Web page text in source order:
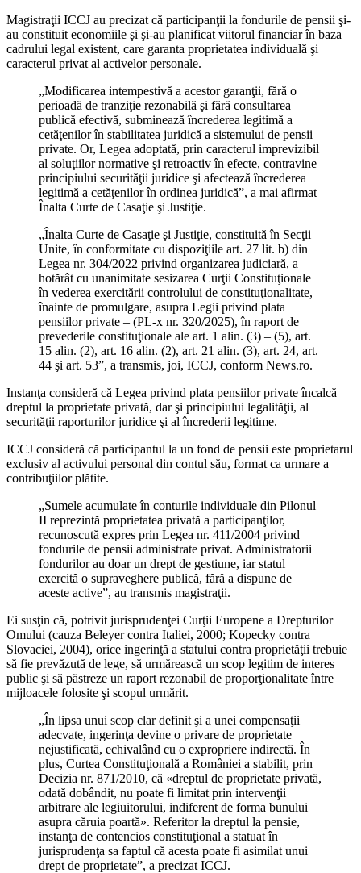
Magistraţii ICCJ au precizat că participanţii la fondurile de pensii şi-
au constituit economiile şi şi-au planificat viitorul financiar în baza
cadrului legal existent, care garanta proprietatea individuală şi
caracterul privat al activelor personale.
„Modificarea intempestivă a acestor garanţii, fără o
perioadă de tranziţie rezonabilă şi fără consultarea
publică efectivă, subminează încrederea legitimă a
cetăţenilor în stabilitatea juridică a sistemului de pensii
private. Or, Legea adoptată, prin caracterul imprevizibil
al soluţiilor normative şi retroactiv în efecte, contravine
principiului securităţii juridice şi afectează încrederea
legitimă a cetăţenilor în ordinea juridică”, a mai afirmat
Înalta Curte de Casaţie şi Justiţie.
„Înalta Curte de Casaţie şi Justiţie, constituită în Secţii
Unite, în conformitate cu dispoziţiile art. 27 lit. b) din
Legea nr. 304/2022 privind organizarea judiciară, a
hotărât cu unanimitate sesizarea Curţii Constituţionale
în vederea exercitării controlului de constituţionalitate,
înainte de promulgare, asupra Legii privind plata
pensiilor private – (PL-x nr. 320/2025), în raport de
prevederile constituţionale ale art. 1 alin. (3) – (5), art.
15 alin. (2), art. 16 alin. (2), art. 21 alin. (3), art. 24, art.
44 şi art. 53”, a transmis, joi, ICCJ, conform News.ro.
Instanţa consideră că Legea privind plata pensiilor private încalcă
dreptul la proprietate privată, dar şi principiului legalităţii, al
securităţii raporturilor juridice şi al încrederii legitime.
ICCJ consideră că participantul la un fond de pensii este proprietarul
exclusiv al activului personal din contul său, format ca urmare a
contribuţiilor plătite.
„Sumele acumulate în conturile individuale din Pilonul
II reprezintă proprietatea privată a participanţilor,
recunoscută expres prin Legea nr. 411/2004 privind
fondurile de pensii administrate privat. Administratorii
fondurilor au doar un drept de gestiune, iar statul
exercită o supraveghere publică, fără a dispune de
aceste active”, au transmis magistraţii.
Ei susţin că, potrivit jurisprudenţei Curţii Europene a Drepturilor
Omului (cauza Beleyer contra Italiei, 2000; Kopecky contra
Slovaciei, 2004), orice ingerinţă a statului contra proprietăţii trebuie
să fie prevăzută de lege, să urmărească un scop legitim de interes
public şi să păstreze un raport rezonabil de proporţionalitate între
mijloacele folosite şi scopul urmărit.
„În lipsa unui scop clar definit şi a unei compensaţii
adecvate, ingerinţa devine o privare de proprietate
nejustificată, echivalând cu o expropriere indirectă. În
plus, Curtea Constituţională a României a stabilit, prin
Decizia nr. 871/2010, că «dreptul de proprietate privată,
odată dobândit, nu poate fi limitat prin intervenţii
arbitrare ale legiuitorului, indiferent de forma bunului
asupra căruia poartă». Referitor la dreptul la pensie,
instanţa de contencios constituţional a statuat în
jurisprudenţa sa faptul că acesta poate fi asimilat unui
drept de proprietate”, a precizat ICCJ.